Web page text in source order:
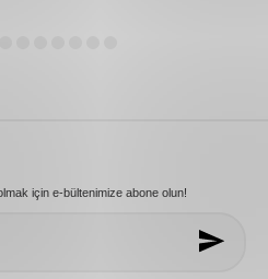
için e-bültenimize abone olun!